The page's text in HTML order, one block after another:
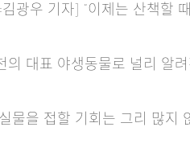
광우 기자] “이제는 산책할
의 대표 야생동물로 널리 알
물을 접할 기회는 그리 많지